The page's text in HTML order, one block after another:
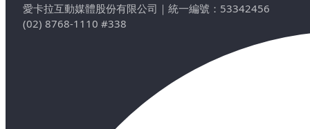
愛卡拉互動媒體股份有限公司 ｜ 統一編號：53342456
(02) 8768-1110 #338